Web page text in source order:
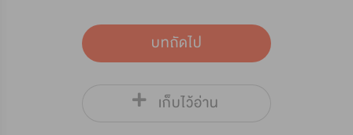
บทถัดไป
เก็บไว้อ่าน